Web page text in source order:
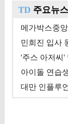
TD 주요뉴스
'주스 아저씨'